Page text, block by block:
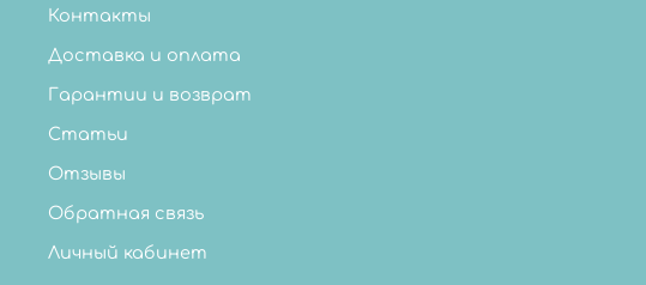
Контакты
Доставка и оплата
Гарантии и возврат
Статьи
Отзывы
Обратная связь
Личный кабинет